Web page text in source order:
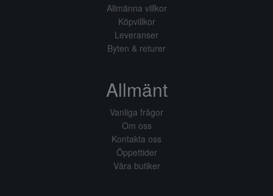
Allmänna villkor
Köpvillkor
Leveranser
Byten & returer
Allmänt
Vanliga frågor
Om oss
Kontakta oss
Öppettider
Våra butiker